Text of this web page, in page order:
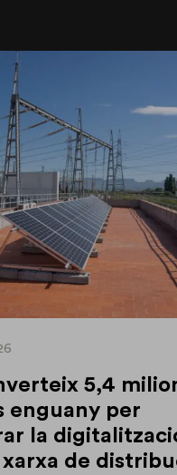
5,4
enguany per
la
xarxa de